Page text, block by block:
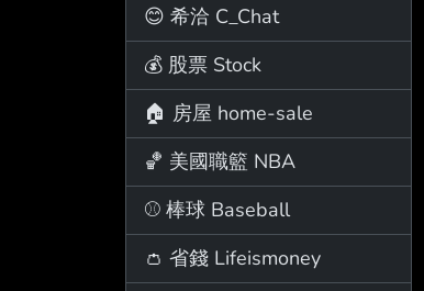
😊 希洽 C_Chat
💰 股票 Stock
🏠 房屋 home-sale
🏀 美國職籃 NBA
⚾ 棒球 Baseball
👛 省錢 Lifeismoney